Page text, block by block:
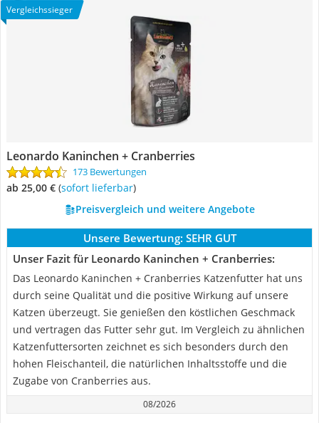
Vergleichssieger
Leonardo Kaninchen + Cranberries
173 Bewertungen
ab 25,00 € ( Sofort lieferbar)
Preisvergleich und weitere Angebote
Unsere Bewertung: SEHR GUT
Unser Fazit für Leonardo Kaninchen + Cranberries:
Das Leonardo Kaninchen + Cranberries Katzenfutter hat uns
durch seine Qualität und die positive Wirkung auf unsere
Katzen überzeugt. Sie genießen den köstlichen Geschmack
und vertragen das Futter sehr gut. Im Vergleich zu ähnlichen
Katzenfuttersorten zeichnet es sich besonders durch den
hohen Fleischanteil, die natürlichen Inhaltsstoffe und die
Zugabe von Cranberries aus.
08/2026